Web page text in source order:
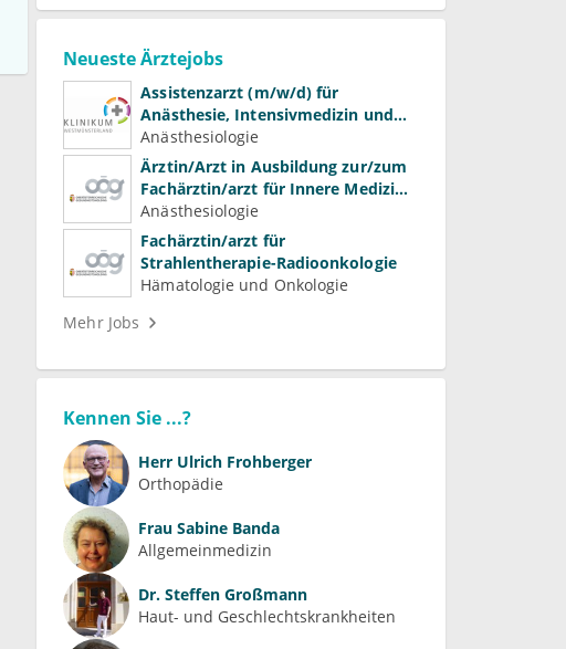
Neueste Ärztejobs
Assistenzarzt (m/w/d) für
Anästhesie, Intensivmedizin und
Schmerztherapie
Anästhesiologie
Ärztin/Arzt in Ausbildung zur/zum
Fachärztin/arzt für Innere Medizin
(Kardiologie, Nephrologie,
Intensivmedizin)
Anästhesiologie
Fachärztin/arzt für
Strahlentherapie-Radioonkologie
Hämatologie und Onkologie
Mehr Jobs
Kennen Sie ...?
Herr Ulrich Frohberger
Orthopädie
Frau Sabine Banda
Allgemeinmedizin
Dr. Steffen Großmann
Haut- und Geschlechtskrankheiten